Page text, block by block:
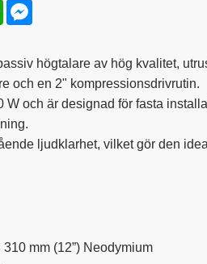
WhatsApp
högtalare av hög kvalitet,
och en 2" kompressionsdrivrutin.
W och är designad för fasta
ljudklarhet, vilket gör den
310 mm (12”) Neodymium